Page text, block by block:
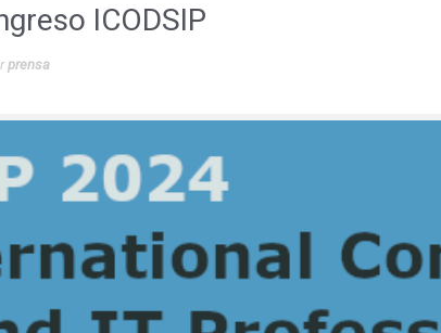
ICODSIP
prensa